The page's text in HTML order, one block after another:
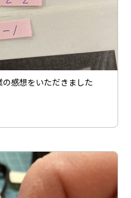
感想をいただきました